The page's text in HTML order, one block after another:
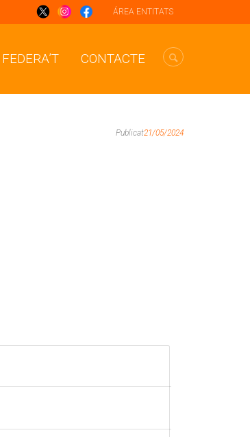
ÁREA ENTITATS
FEDERA’T CONTACTE
Publicat21/05/2024